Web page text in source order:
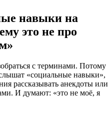
навыки на
это не про
с терминами. Потому
«социальные навыки»,
рассказывать анекдоты или
И думают: «это не моё, я